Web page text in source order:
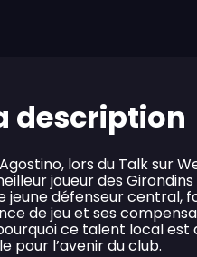
description
lors du Talk sur
joueur des
jeune défenseur central,
de jeu et ses
ce talent local est
pour l’avenir du club.